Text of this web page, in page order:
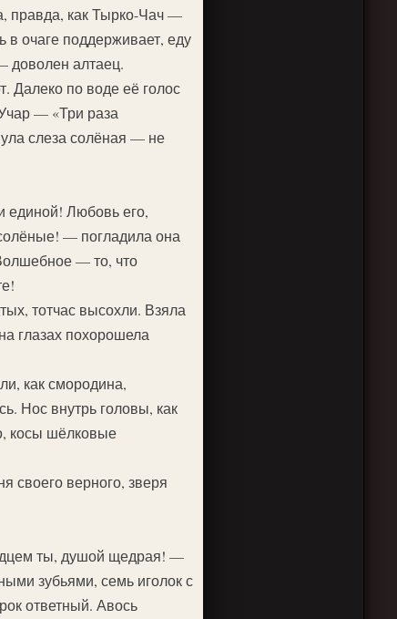
правда, как Тырко-Чач —
очаге поддерживает, еду
доволен алтаец.
Далеко по воде её голос
— «Три раза
слеза солёная — не
единой! Любовь его,
— погладила она
— то, что
тотчас высохли. Взяла
глазах похорошела
как смородина,
Нос внутрь головы, как
косы шёлковые
верного, зверя
ты, душой щедрая! —
зубьями, семь иголок с
ответный. Авось